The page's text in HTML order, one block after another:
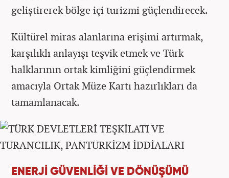
geliştirerek bölge içi turizmi güçlendirecek.
Kültürel miras alanlarına erişimi artırmak,
karşılıklı anlayışı teşvik etmek ve Türk
halklarının ortak kimliğini güçlendirmek
amacıyla Ortak Müze Kartı hazırlıkları da
tamamlanacak.
ENERJİ GÜVENLİĞİ VE DÖNÜŞÜMÜ